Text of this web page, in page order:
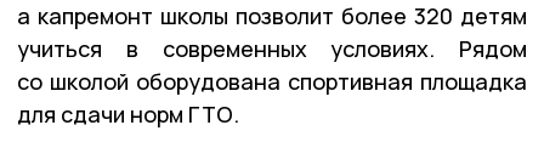
а капремонт школы позволит более 320 детям
учиться в современных условиях. Рядом
со школой оборудована спортивная площадка
для сдачи норм ГТО.